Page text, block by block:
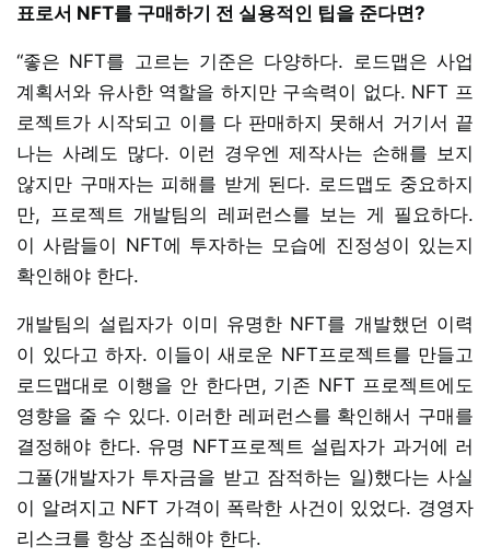
표로서 NFT를 구매하기 전 실용적인 팁을 준다면?
“좋은 NFT를 고르는 기준은 다양하다. 로드맵은 사업
계획서와 유사한 역할을 하지만 구속력이 없다. NFT 프
로젝트가 시작되고 이를 다 판매하지 못해서 거기서 끝
나는 사례도 많다. 이런 경우엔 제작사는 손해를 보지
않지만 구매자는 피해를 받게 된다. 로드맵도 중요하지
만, 프로젝트 개발팀의 레퍼런스를 보는 게 필요하다.
이 사람들이 NFT에 투자하는 모습에 진정성이 있는지
확인해야 한다.
개발팀의 설립자가 이미 유명한 NFT를 개발했던 이력
이 있다고 하자. 이들이 새로운 NFT프로젝트를 만들고
로드맵대로 이행을 안 한다면, 기존 NFT 프로젝트에도
영향을 줄 수 있다. 이러한 레퍼런스를 확인해서 구매를
결정해야 한다. 유명 NFT프로젝트 설립자가 과거에 러
그풀(개발자가 투자금을 받고 잠적하는 일)했다는 사실
이 알려지고 NFT 가격이 폭락한 사건이 있었다. 경영자
리스크를 항상 조심해야 한다.